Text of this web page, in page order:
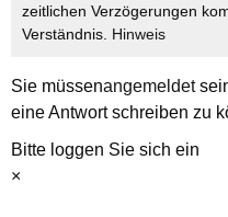
zeitlichen Verzögerungen
Verständnis. Hinweis
Sie müssenangemeldet
eine Antwort schreiben zu
Bitte loggen Sie sich ein
×